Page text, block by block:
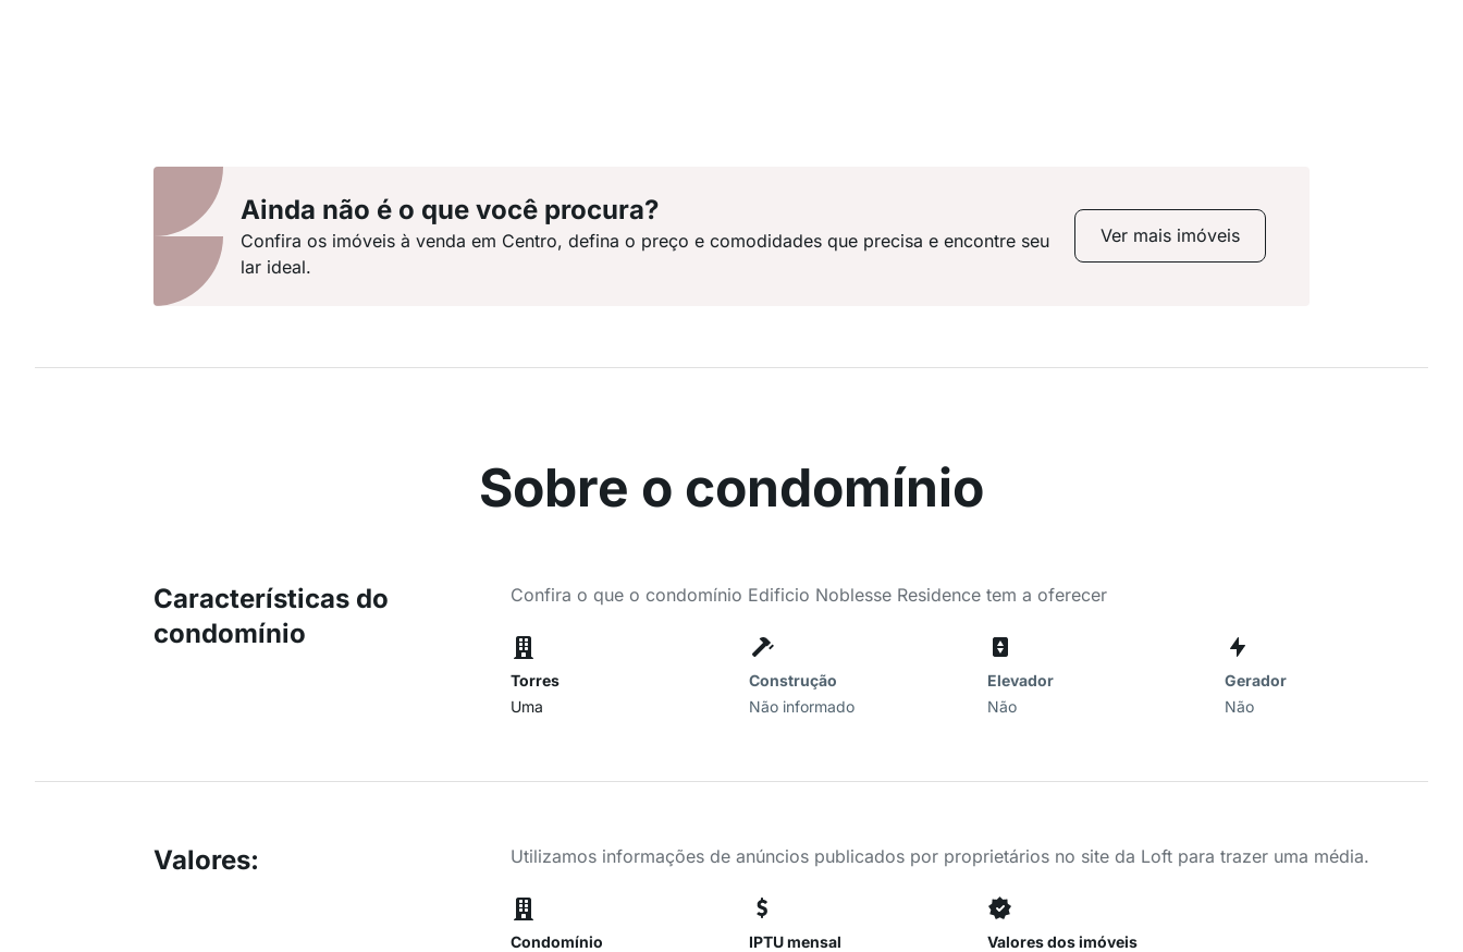
Ainda não é o que você procura?
Confira os imóveis à venda em Centro, defina o preço e comodidades que precisa e encontre seu
lar ideal.
Ver mais imóveis
Sobre o condomínio
Características do
condomínio
Confira o que o condomínio Edificio Noblesse Residence tem a oferecer
Torres
Uma
Construção
Não informado
Elevador
Não
Gerador
Não
Valores: Utilizamos informações de anúncios publicados por proprietários no site da Loft para trazer uma média.
Condomínio
IPTU mensal
Valores dos imóveis